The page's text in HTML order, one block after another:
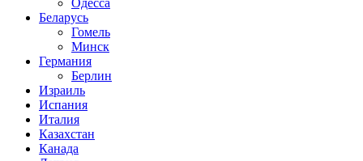
Беларусь
Гомель
Минск
Германия
Берлин
Израиль
Испания
Италия
Казахстан
Канада